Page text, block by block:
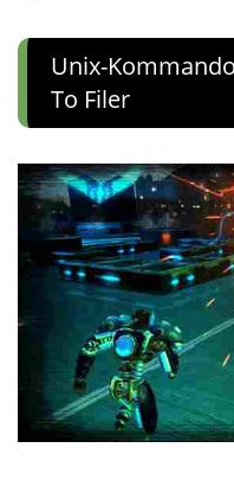
Unix-
To Filer